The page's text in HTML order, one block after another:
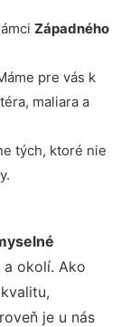
Západného
pre vás k
maliara a
tých, ktoré nie
a okolí. Ako
je u nás